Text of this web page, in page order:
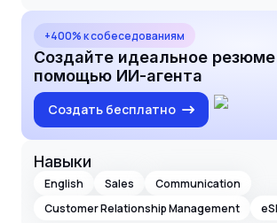
+400% к собеседованиям
Создайте идеальное резюме
помощью ИИ-агента
Создать бесплатно
Навыки
English Sales
Communication
Customer Relationship Management